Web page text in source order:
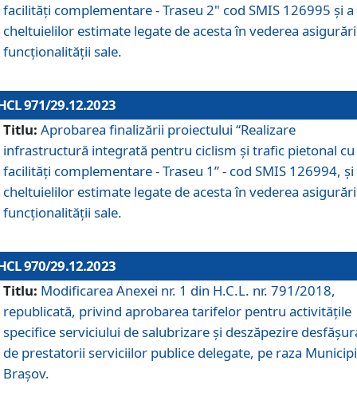
facilități complementare - Traseu 2" cod SMIS 126995 și a
cheltuielilor estimate legate de acesta în vederea
funcționalității sale.
971/29.12.2023
Titlu: Aprobarea finalizării proiectului “Realizare
infrastructură integrată pentru ciclism şi trafic pietonal cu
facilităţi complementare - Traseu 1” - cod SMIS 126994, și
cheltuielilor estimate legate de acesta în vederea
funcționalității sale.
970/29.12.2023
Titlu: Modificarea Anexei nr. 1 din H.C.L. nr. 791/2018,
republicată, privind aprobarea tarifelor pentru activitățile
specifice serviciului de salubrizare și deszăpezire
de prestatorii serviciilor publice delegate, pe raza
Brașov.